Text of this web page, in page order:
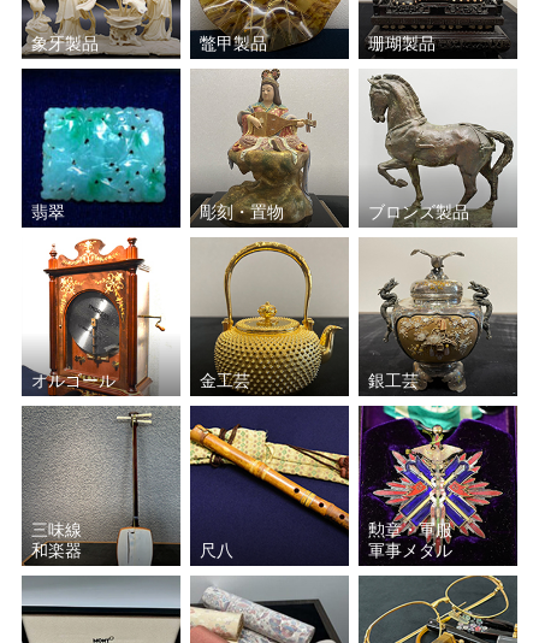
象牙製品 鼈甲製品 珊瑚製品
翡翠 彫刻・置物 ブロンズ製品
オルゴール 金工芸 銀工芸
三味線
和楽器
尺八
勲章・軍服
軍事メダル